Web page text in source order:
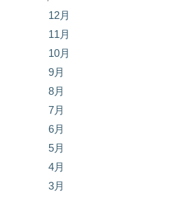
12月
11月
10月
9月
8月
7月
6月
5月
4月
3月